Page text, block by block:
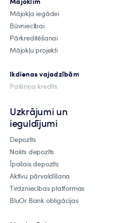
Mājokļa iegādei
Būvniecībai
Pārkreditēšanai
Mājokļu projekti
Ikdienas vajadzībām
Patēriņa kredīts
Uzkrājumi un
ieguldījumi
Depozīts
Nakts depozīts
Īpašais depozīts
Aktīvu pārvaldīšana
Tirdzniecības platformas
BluOr Bank obligācijas